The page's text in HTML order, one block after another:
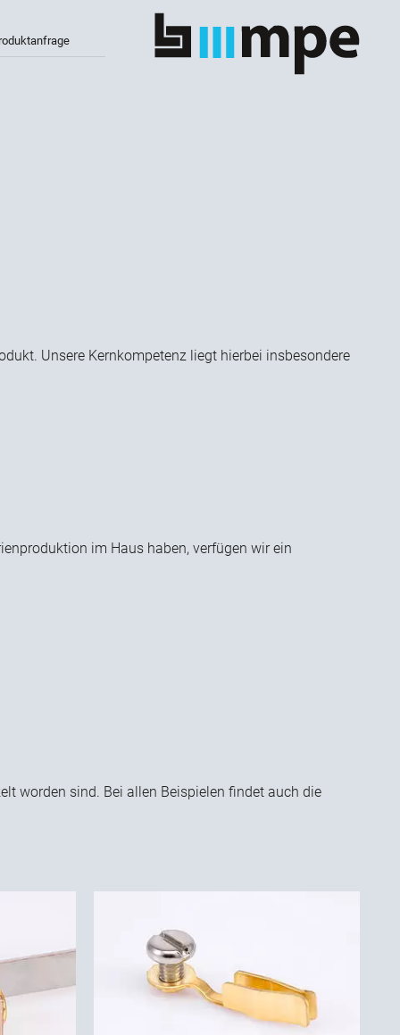
Alle anzeigen
Unsere Kernkompetenz liegt hierbei insbesondere
im Haus haben, verfügen wir ein
worden sind. Bei allen Beispielen findet auch die